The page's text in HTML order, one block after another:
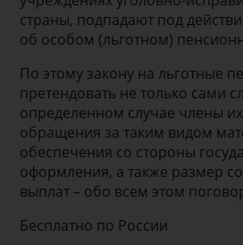
страны, подпадают под
об особом (льготном)
По этому закону на льготные
претендовать не только сами
определенном случае члены
обращения за таким видом
обеспечения со стороны
оформления, а также размер
выплат – обо всем этом
Бесплатно по России